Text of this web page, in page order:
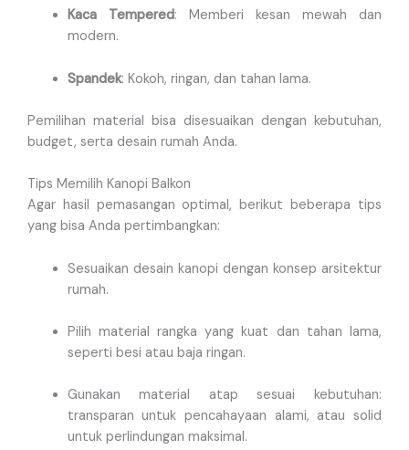
Kaca Tempered: Memberi kesan mewah dan
modern.
Spandek: Kokoh, ringan, dan tahan lama.
Pemilihan material bisa disesuaikan dengan kebutuhan,
budget, serta desain rumah Anda.
Tips Memilih Kanopi Balkon
Agar hasil pemasangan optimal, berikut beberapa tips
yang bisa Anda pertimbangkan:
Sesuaikan desain kanopi dengan konsep arsitektur
rumah.
Pilih material rangka yang kuat dan tahan lama,
seperti besi atau baja ringan.
Gunakan material atap sesuai kebutuhan:
transparan untuk pencahayaan alami, atau solid
untuk perlindungan maksimal.